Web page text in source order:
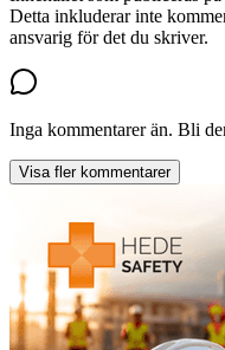
Detta inkluderar inte
ansvarig för det du skriver.
Inga kommentarer än. Bli
Visa fler kommentarer